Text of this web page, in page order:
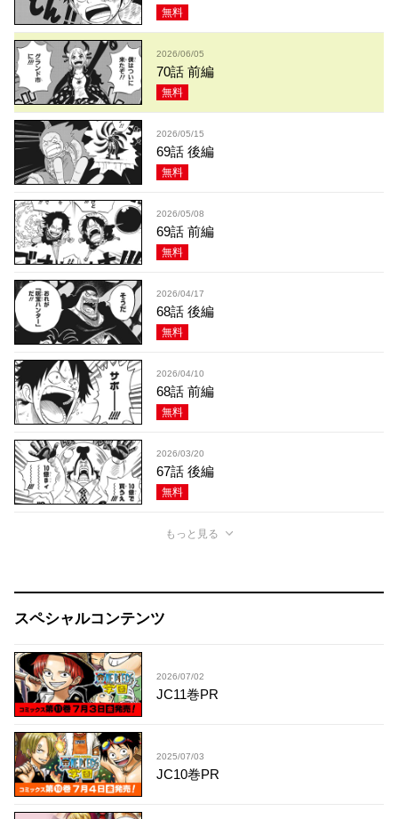
無料
2026/06/05
70話 前編
無料
2026/05/15
69話 後編
無料
2026/05/08
69話 前編
無料
2026/04/17
68話 後編
無料
2026/04/10
68話 前編
無料
2026/03/20
67話 後編
無料
もっと見る
スペシャルコンテンツ
2026/07/02
JC11巻PR
2025/07/03
JC10巻PR